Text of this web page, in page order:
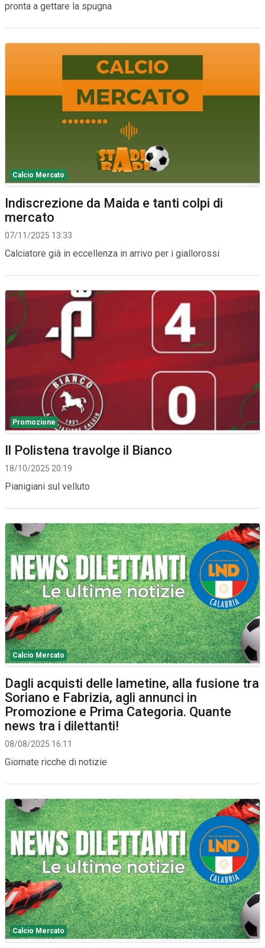
pronta a gettare la spugna
Calcio Mercato
Indiscrezione da Maida e tanti colpi di
mercato
07/11/2025 13:33
Calciatore già in eccellenza in arrivo per i giallorossi
Promozione
Il Polistena travolge il Bianco
18/10/2025 20:19
Pianigiani sul velluto
Calcio Mercato
Dagli acquisti delle lametine, alla fusione tra
Soriano e Fabrizia, agli annunci in
Promozione e Prima Categoria. Quante
news tra i dilettanti!
08/08/2025 16:11
Giornate ricche di notizie
Calcio Mercato